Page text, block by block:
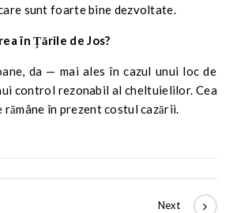
sunt foarte bine dezvoltate.
în Țările de Jos?
da — mai ales în cazul unui loc de
control rezonabil al cheltuielilor. Cea
rămâne în prezent costul cazării.